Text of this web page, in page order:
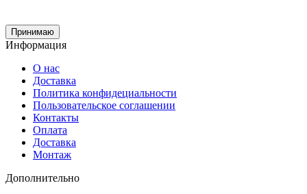
Принимаю
Информация
О нас
Доставка
Политика конфидециальности
Пользовательское соглашении
Контакты
Оплата
Доставка
Монтаж
Дополнительно